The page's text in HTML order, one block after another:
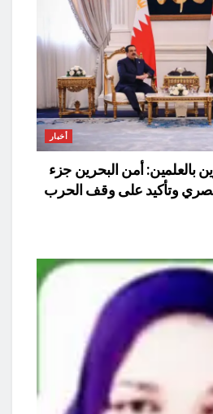
أخبار
بالعلمين: أمن البحرين جزء
وتأكيد على وقف الحرب